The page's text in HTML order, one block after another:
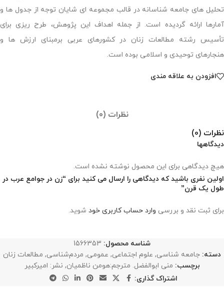
تحلیل های جامعه شناسانه در قالب مجموعه ای شایان توجه از جدول ها و
آمارها ارائه گردیده است. از جمله اهداف این پژوهش، طرح ریزی برای
تأسیس رشته مطالعات زنان در کشورهای عربی برمبنای ارزش ها و
هنجارهای توحیدی و اسلامی بوده است.
افزودن به علاقه مندی
نظرات (0)
نظرات (0)
دیدگاهها
هیچ دیدگاهی برای این محصول نوشته نشده است.
اولین نفری باشید که دیدگاهی را ارسال می کنید برای “زن در جوامع عرب در
طول یک قرن”
برای ثبت نقد و بررسی وارد حساب کاربری خود شوید.
شناسه محصول: 1566353
دسته: جامعه شناسی, علوم اجتماعی, عمومی, مردم‌شناسی, مطالعات زنان
برچسب: منی ابوالفضل. مترجم:هومن ناظمیان, نشر: امیرکبیر
اشتراک گذاری: